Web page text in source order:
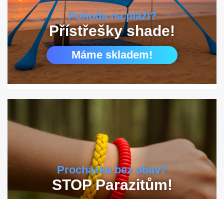
Pohoda na pláži?
Přístřešky shade!
Máme skladem!
Procházka bez obav?
STOP Parazitům!